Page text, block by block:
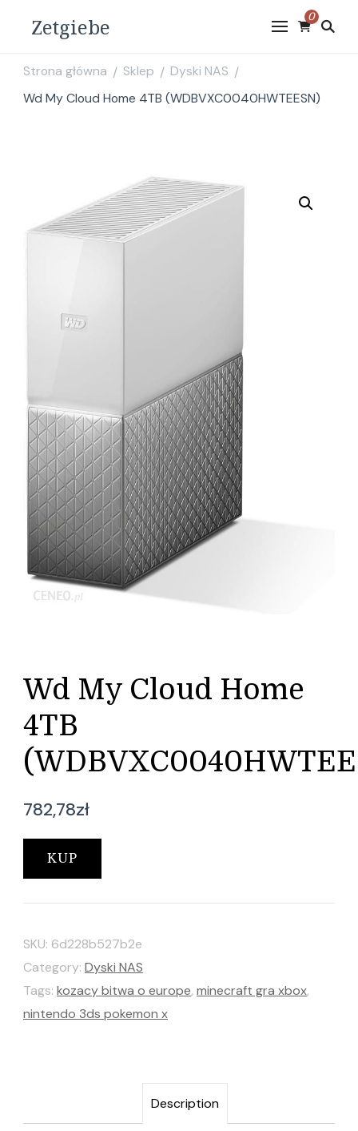
Zetgiebe 0
Strona główna / Sklep / Dyski NAS /
Wd My Cloud Home 4TB (WDBVXC0040HWTEESN)
Wd My Cloud Home
4TB
782,78zł
KUP
SKU: 6d228b527b2e
Category: Dyski NAS
Tags: kozacy bitwa o europe, minecraft gra xbox,
nintendo 3ds pokemon x
Description